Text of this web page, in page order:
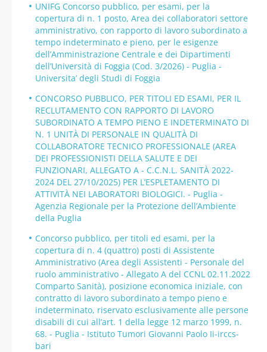
UNIFG Concorso pubblico, per esami, per la
copertura di n. 1 posto, Area dei collaboratori settore
amministrativo, con rapporto di lavoro subordinato a
tempo indeterminato e pieno, per le esigenze
dell’Amministrazione Centrale e dei Dipartimenti
dell’Università di Foggia (Cod. 3/2026) - Puglia -
Universita’ degli Studi di Foggia
CONCORSO PUBBLICO, PER TITOLI ED ESAMI, PER IL
RECLUTAMENTO CON RAPPORTO DI LAVORO
SUBORDINATO A TEMPO PIENO E INDETERMINATO DI
N. 1 UNITÀ DI PERSONALE IN QUALITÀ DI
COLLABORATORE TECNICO PROFESSIONALE (AREA
DEI PROFESSIONISTI DELLA SALUTE E DEI
FUNZIONARI, ALLEGATO A - C.C.N.L. SANITÀ 2022-
2024 DEL 27/10/2025) PER L’ESPLETAMENTO DI
ATTIVITÀ NEI LABORATORI BIOLOGICI. - Puglia -
Agenzia Regionale per la Protezione dell’Ambiente
della Puglia
Concorso pubblico, per titoli ed esami, per la
copertura di n. 4 (quattro) posti di Assistente
Amministrativo (Area degli Assistenti - Personale del
ruolo amministrativo - Allegato A del CCNL 02.11.2022
Comparto Sanità), posizione economica iniziale, con
contratto di lavoro subordinato a tempo pieno e
indeterminato, riservato esclusivamente alle persone
disabili di cui all’art. 1 della legge 12 marzo 1999, n.
68. - Puglia - Istituto Tumori Giovanni Paolo Ii-irccs-
bari